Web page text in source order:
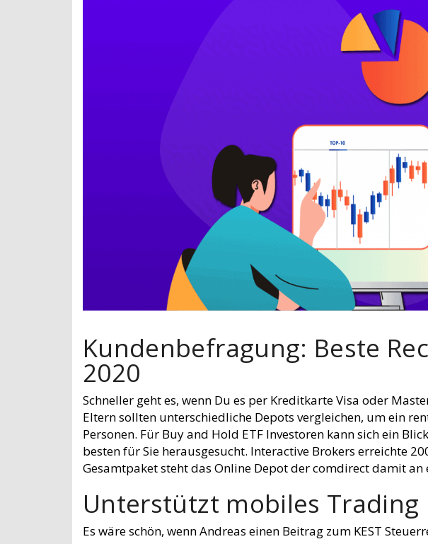
Kundenbefragung: Beste
2020
Schneller geht es, wenn Du es per Kreditkarte Visa oder
Eltern sollten unterschiedliche Depots vergleichen, um ein
Personen. Für Buy and Hold ETF Investoren kann sich ein
besten für Sie herausgesucht. Interactive Brokers erreichte
Gesamtpaket steht das Online Depot der comdirect damit an
Unterstützt mobiles Trading
Es wäre schön, wenn Andreas einen Beitrag zum KEST